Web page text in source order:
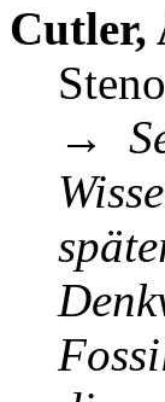
Cutler,
→